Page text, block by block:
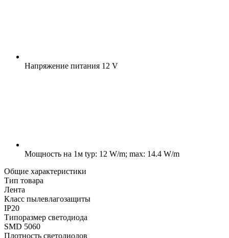
Напряжение питания 12 V
Мощность на 1м typ: 12 W/m; max: 14.4 W/m
Общие характеристики
Тип товара
Лента
Класс пылевлагозащиты
IP20
Типоразмер светодиода
SMD 5060
Плотность светодиодов